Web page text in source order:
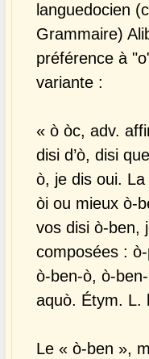
languedocien
Grammaire)
préférence à
variante :
« ò òc, adv.
disi d’ò, disi que
ò, je dis oui.
òi ou mieux ò-
vos disi ò-ben,
composées :
ò-ben-ò, ò-
aquò. Étym. L.
Le « ò-ben »,